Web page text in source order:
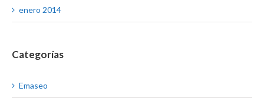
enero 2014
Categorías
Emaseo